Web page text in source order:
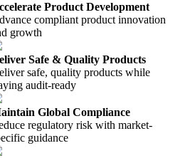
Product Development
compliant product innovation
growth
Safe & Quality Products
safe, quality products while
audit-ready
Global Compliance
regulatory risk with market-
guidance